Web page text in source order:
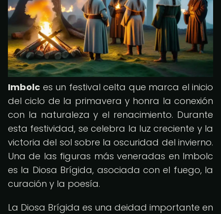
Imbolc es un festival celta que marca el inicio
del ciclo de la primavera y honra la conexión
con la naturaleza y el renacimiento. Durante
esta festividad, se celebra la luz creciente y la
victoria del sol sobre la oscuridad del invierno.
Una de las figuras más veneradas en Imbolc
es la Diosa Brígida, asociada con el fuego, la
curación y la poesía.
La Diosa Brígida es una deidad importante en